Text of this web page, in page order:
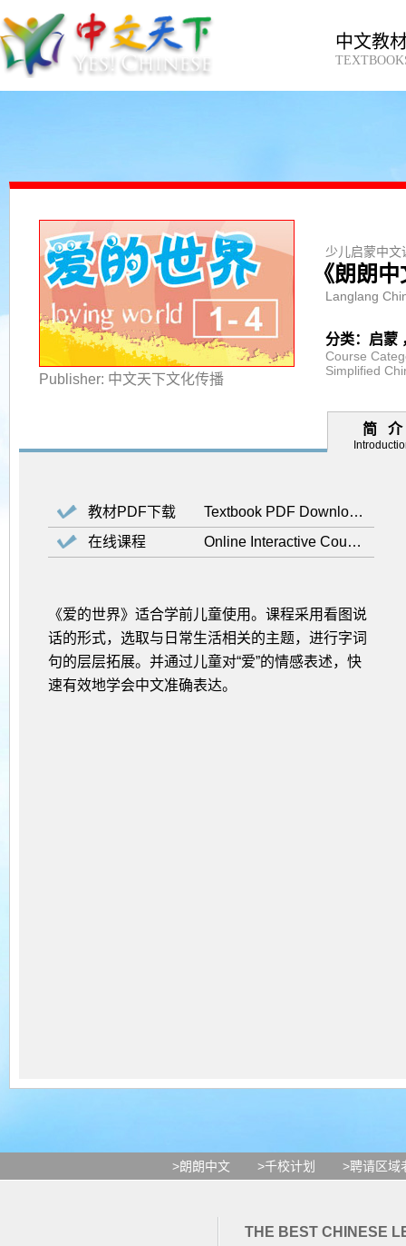
中文教
Publisher: 中文天下文化传播
少儿启蒙中文
《朗朗
Langlang
分类：启蒙
Course
Simplified
简 介
教材PDF下载
Textbook PDF Download
在线课程
Online Interactive Course
《爱的世界》适合学前儿童使用。课程采用看图说
话的形式，选取与日常生活相关的主题，进行字词
句的层层拓展。并通过儿童对“爱”的情感表述，快
速有效地学会中文准确表达。
>朗朗中文 >千校计划 >聘请区域
THE BEST CHINESE